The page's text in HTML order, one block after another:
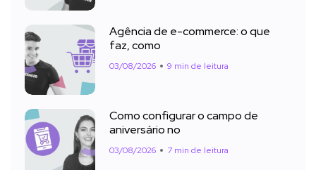
Agência de e-commerce: o que
faz, como
03/08/2026 9 min de leitura
Como configurar o campo de
aniversário no
03/08/2026 7 min de leitura